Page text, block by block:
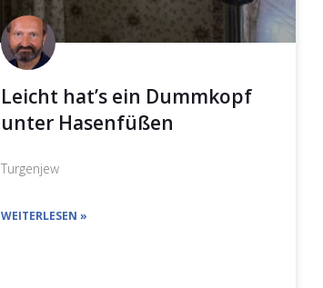
Leicht hat’s ein Dummkopf
unter Hasenfüßen
Turgenjew
WEITERLESEN »